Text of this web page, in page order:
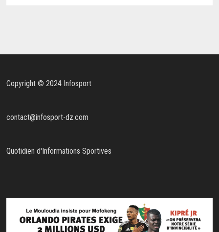
Copyright © 2024 Infosport
contact@infosport-dz.com
Quotidien d'Informations Sportives